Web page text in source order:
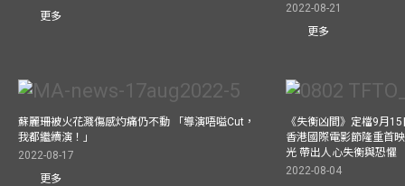
更多
2022-08-21
更多
蘇麗珊被火花濺傷感灼痛仍不動 「導演唔嗌Cut，
我都繼續演！」
2022-08-17
更多
《失衡凶間》定檔9月
香港國際電影節隆重首
光 帶出人心失衡與恐懼
2022-08-04